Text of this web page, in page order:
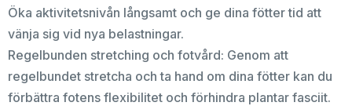
Öka aktivitetsnivån långsamt och ge dina fötter tid att
vänja sig vid nya belastningar.
Regelbunden stretching och fotvård: Genom att
regelbundet stretcha och ta hand om dina fötter kan du
förbättra fotens flexibilitet och förhindra plantar fasciit.